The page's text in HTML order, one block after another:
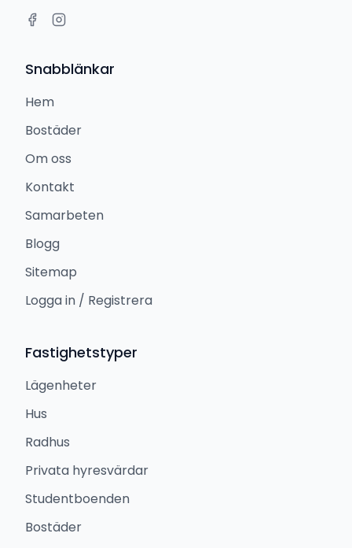
Snabblänkar
Hem
Bostäder
Om oss
Kontakt
Samarbeten
Blogg
Sitemap
Logga in / Registrera
Fastighetstyper
Lägenheter
Hus
Radhus
Privata hyresvärdar
Studentboenden
Bostäder